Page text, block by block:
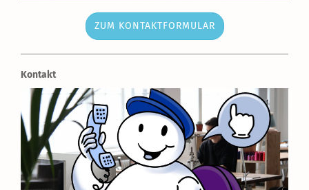
ZUM KONTAKTFORMULAR
Kontakt